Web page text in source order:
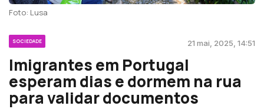
Foto: Lusa
SOCIEDADE 21 mai, 2025, 14:51
Imigrantes em Portugal
esperam dias e dormem na rua
para validar documentos